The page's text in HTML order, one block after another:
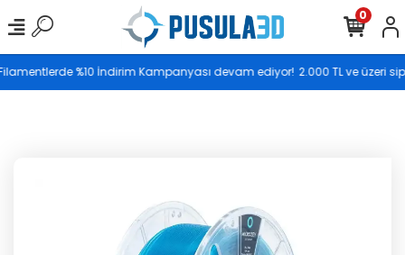
Saat 17.00’ye kadar vereceğiniz siparişler aynı gün
kargoya teslim edilir.
%10 İndirim Kampanyası devam ediyor! 2.000 TL ve üzeri
0